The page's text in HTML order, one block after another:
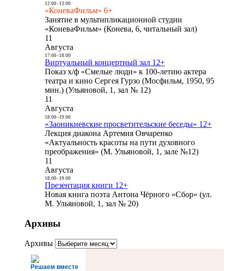
12:00- 13:00
«КоневаФильм» 6+
Занятие в мультипликационной студии
«КоневаФильм» (Конева, 6, читальный зал)
11
Августа
17:00- 18:00
Виртуальный концертный зал 12+
Показ х/ф «Смелые люди» к 100-летию актера
театра и кино Сергея Гурзо (Мосфильм, 1950, 95
мин.) (Ульяновой, 1, зал № 12)
11
Августа
18:00- 19:00
«Заоникиевские просветительские беседы» 12+
Лекция диакона Артемия Овчаренко
«Актуальность красоты на пути духовного
преображения» (М. Ульяновой, 1, зале №12)
11
Августа
18:00- 19:00
Презентация книги 12+
Новая книга поэта Антона Чёрного «Сбор» (ул.
М. Ульяновой, 1, зал № 20)
Архивы
Архивы
Решаем вместе